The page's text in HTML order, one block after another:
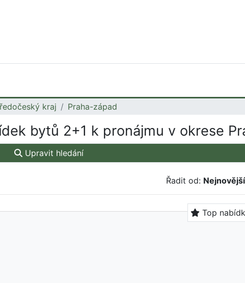
kraj Praha-západ
bytů 2+1 k pronájmu v okrese
Upravit hledání
Řadit od: Nejnovější
Top